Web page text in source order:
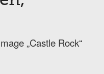
„Castle Rock“